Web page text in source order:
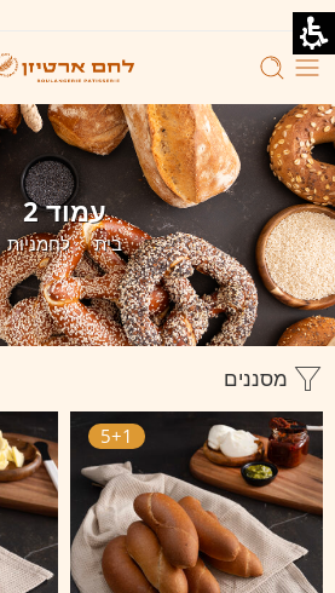
עמוד 2
בית לחמניות
מסננים
5+1